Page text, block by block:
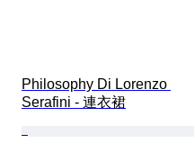
Philosophy Di Lorenzo
Serafini - 連衣裙